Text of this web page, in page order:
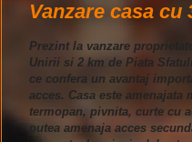
Vanzare casa
Prezint la vanzare
Unirii si 2 km de Piata
ce confera un avantaj
acces. Casa este
termopan, pivnita, curte cu
putea amenaja acces